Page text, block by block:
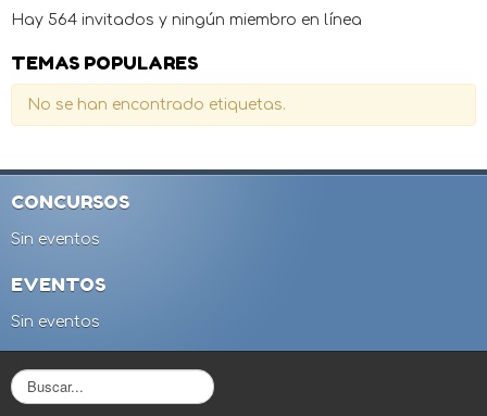
Hay 564 invitados y ningún miembro en línea
TEMAS POPULARES
No se han encontrado etiquetas.
CONCURSOS
Sin eventos
EVENTOS
Sin eventos
B
u